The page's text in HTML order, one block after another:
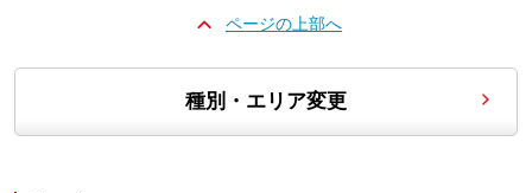
ページの上部へ
種別・エリア変更